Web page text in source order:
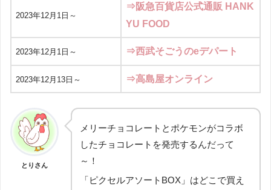
2023年12月1日～
⇒阪急百貨店公式通販 HANK
YU FOOD
2023年12月1日～ ⇒西武そごうのeデパート
2023年12月13日～ ⇒高島屋オンライン
とりさん
メリーチョコレートとポケモンがコラボ
したチョコレートを発売するんだって
～！
「ピクセルアソートBOX」はどこで買え